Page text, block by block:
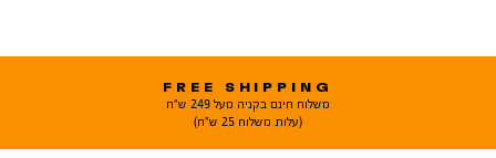
FREE SHIPPING
משלוח חינם בקניה מעל 249 ש"ח
(עלות משלוח 25 ש"ח)